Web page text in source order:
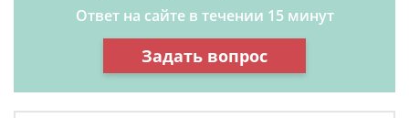
Ответ на сайте в течении 15 минут
Задать вопрос